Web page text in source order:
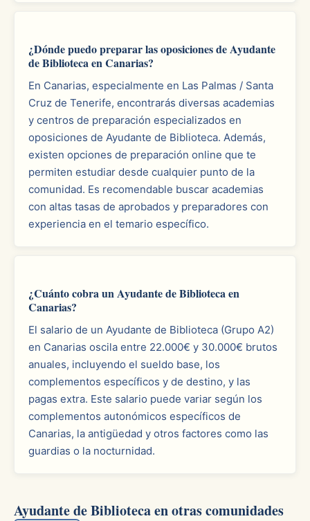
¿Dónde puedo preparar las oposiciones de Ayudante
de Biblioteca en Canarias?
En Canarias, especialmente en Las Palmas / Santa
Cruz de Tenerife, encontrarás diversas academias
y centros de preparación especializados en
oposiciones de Ayudante de Biblioteca. Además,
existen opciones de preparación online que te
permiten estudiar desde cualquier punto de la
comunidad. Es recomendable buscar academias
con altas tasas de aprobados y preparadores con
experiencia en el temario específico.
¿Cuánto cobra un Ayudante de Biblioteca en
Canarias?
El salario de un Ayudante de Biblioteca (Grupo A2)
en Canarias oscila entre 22.000€ y 30.000€ brutos
anuales, incluyendo el sueldo base, los
complementos específicos y de destino, y las
pagas extra. Este salario puede variar según los
complementos autonómicos específicos de
Canarias, la antigüedad y otros factores como las
guardias o la nocturnidad.
Ayudante de Biblioteca en otras comunidades